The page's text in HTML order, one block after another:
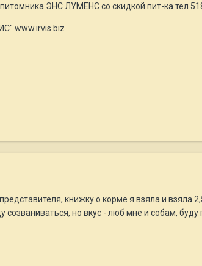
ЭНС ЛУМЕНС со скидкой пит-ка тел
www.irvis.biz
книжку о корме я взяла и взяла
созваниваться, но вкус - люб мне и собам, буду